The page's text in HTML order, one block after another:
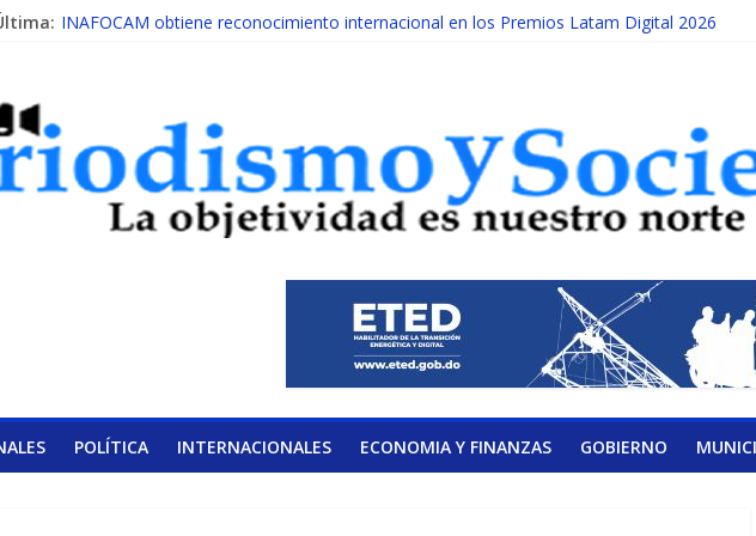
INAFOCAM obtiene reconocimiento internacional en los Premios Latam Digital 2026
MESCyT presenta calendario de Consulta Nacional por la Educación
POLÍTICA INTERNACIONALES ECONOMIA Y FINANZAS GOBIERNO